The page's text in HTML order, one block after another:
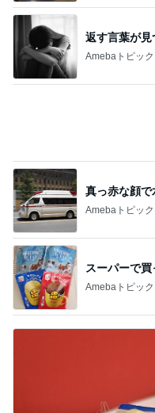
返す言葉が
Amebaトピック
真っ赤な顔
Amebaトピック
スーパーで
Amebaトピック